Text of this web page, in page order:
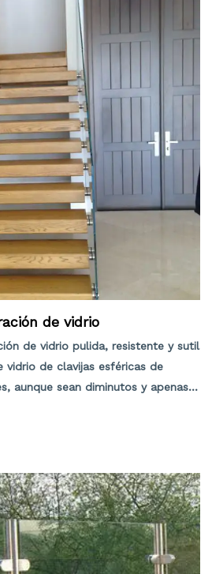
de vidrio
de vidrio pulida, resistente y sutil
vidrio de clavijas esféricas de
aunque sean diminutos y apenas
tan atractivos es la consistencia
de los soportes de separación en